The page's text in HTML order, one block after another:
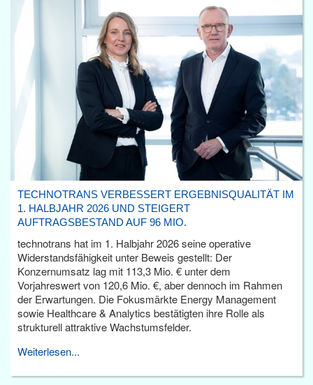
TECHNOTRANS VERBESSERT ERGEBNISQUALITÄT IM
1. HALBJAHR 2026 UND STEIGERT
AUFTRAGSBESTAND AUF 96 MIO.
technotrans hat im 1. Halbjahr 2026 seine operative
Widerstandsfähigkeit unter Beweis gestellt: Der
Konzernumsatz lag mit 113,3 Mio. € unter dem
Vorjahreswert von 120,6 Mio. €, aber dennoch im Rahmen
der Erwartungen. Die Fokusmärkte Energy Management
sowie Healthcare & Analytics bestätigten ihre Rolle als
strukturell attraktive Wachstumsfelder.
Weiterlesen...